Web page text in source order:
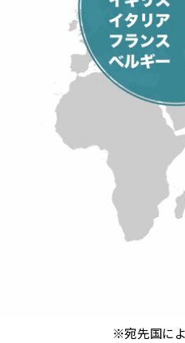
※宛先国に